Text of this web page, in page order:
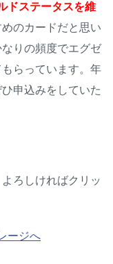
ドステータスを維
のカードだと思い
りの頻度でエグゼ
もらっています。年
申込みをしていた
ろしければクリッ